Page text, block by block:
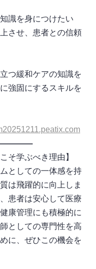
識を身につけたい
させ、患者との信頼
つ緩和ケアの知識を
強固にするスキルを
そ学ぶべき理由】
としての一体感を持
は飛躍的に向上しま
患者は安心して医療
康管理にも積極的に
としての専門性を高
に、ぜひこの機会を